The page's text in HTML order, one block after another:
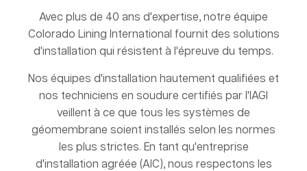
Avec plus de 40 ans d'expertise, notre équipe
Colorado Lining International fournit des solutions
d'installation qui résistent à l'épreuve du temps.
Nos équipes d'installation hautement qualifiées et
nos techniciens en soudure certifiés par l'IAGI
veillent à ce que tous les systèmes de
géomembrane soient installés selon les normes
les plus strictes. En tant qu'entreprise
d'installation agréée (AIC), nous respectons les